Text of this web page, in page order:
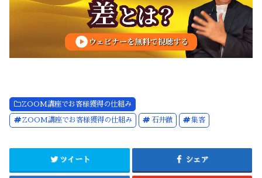
ZOOM講座でお客様獲得の仕組み
ZOOM講座でお客様獲得の仕組み 石井徹 集客
ツイート シェア